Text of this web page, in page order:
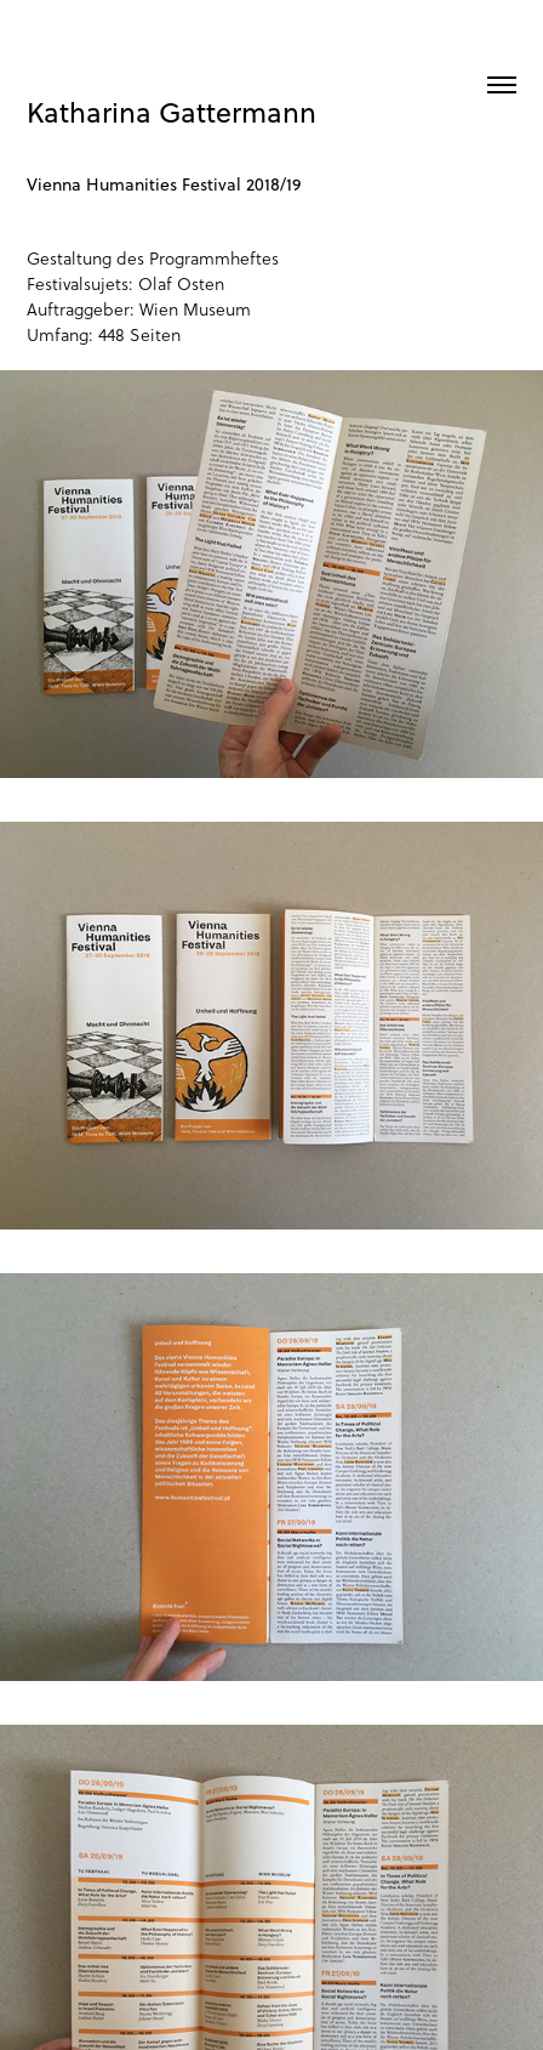
Katharina Gattermann
Vienna Humanities Festival 2018/19
Gestaltung des Programmheftes
Festivalsujets: Olaf Osten
Auftraggeber: Wien Museum
Umfang: 448 Seiten